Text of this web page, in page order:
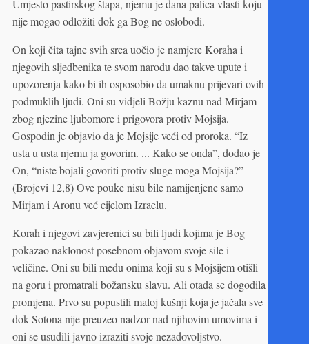
Umjesto pastirskog štapa, njemu je dana palica vlasti koju
nije mogao odložiti dok ga Bog ne oslobodi.
On koji čita tajne svih srca uočio je namjere Koraha i
njegovih sljedbenika te svom narodu dao takve upute i
upozorenja kako bi ih osposobio da umaknu prijevari ovih
podmuklih ljudi. Oni su vidjeli Božju kaznu nad Mirjam
zbog njezine ljubomore i prigovora protiv Mojsija.
Gospodin je objavio da je Mojsije veći od proroka. “Iz
usta u usta njemu ja govorim. ... Kako se onda”, dodao je
On, “niste bojali govoriti protiv sluge moga Mojsija?”
(Brojevi 12,8) Ove pouke nisu bile namijenjene samo
Mirjam i Aronu već cijelom Izraelu.
Korah i njegovi zavjerenici su bili ljudi kojima je Bog
pokazao naklonost posebnom objavom svoje sile i
veličine. Oni su bili među onima koji su s Mojsijem otišli
na goru i promatrali božansku slavu. Ali otada se dogodila
promjena. Prvo su popustili maloj kušnji koja je jačala sve
dok Sotona nije preuzeo nadzor nad njihovim umovima i
oni se usudili javno izraziti svoje nezadovoljstvo.